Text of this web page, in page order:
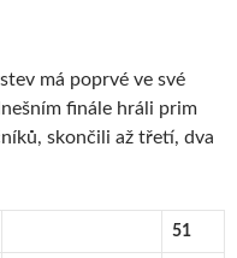
má poprvé ve své
finále hráli prim
skončili až třetí, dva
51